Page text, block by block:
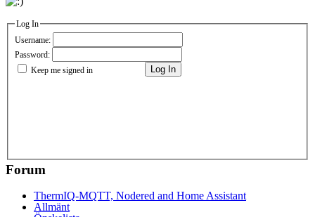
Log In
Username:
Password:
Keep me signed in
Log In
Forum
ThermIQ-MQTT, Nodered and Home Assistant
Allmänt